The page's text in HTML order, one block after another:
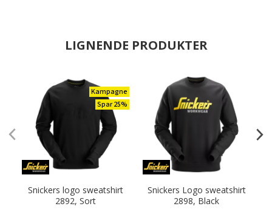
LIGNENDE PRODUKTER
Kampagne
Spar 25%
Snickers logo sweatshirt
2892, Sort
Snickers Logo sweatshirt
2898, Black